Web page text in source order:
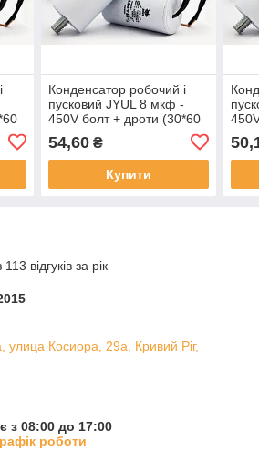
Конденсатор робочий і
пусковий JYUL 8 мкф -
450V болт + дроти (30*60
54,60₴
Купити
відгуків за рік
улица Косиора, 29а, Кривий Ріг,
з 08:00 до 17:00
роботи